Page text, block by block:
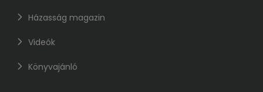
Házasság magazin
Videók
Könyvajánló